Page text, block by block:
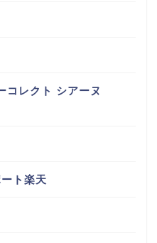
レクト シアーヌ
ト楽天